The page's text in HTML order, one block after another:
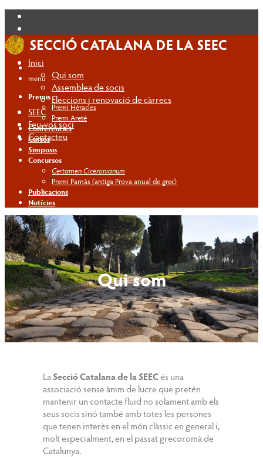
Inici
Qui som
Assemblea de socis
Eleccions i renovació de càrrecs
SEEC
Feu-vos soci
Contacteu
menú
Premis
Premi Hèracles
Premi Areté
Conferències
Cursos
Simposis
Concursos
Certamen Ciceronianum
Premi Parnàs (antiga Prova anual de grec)
Publicacions
Notícies
Qui som
La Secció Catalana de la SEECés una
associació sense ànim de lucre que pretén
mantenir un contacte fluid no solament amb els
seus socis sinó també amb totes les persones
que tenen interès en el món clàssic en general i,
molt especialment, en el passat grecoromà de
Catalunya.